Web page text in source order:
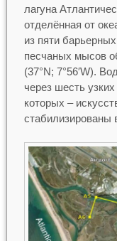
лагуна
отделённая от
из пяти
песчаных мысов
(37°N; 7°56′W).
через шесть
которых –
стабилизированы